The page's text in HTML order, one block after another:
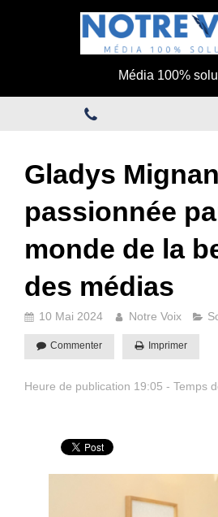
Média 100%
Gladys
passionnée
monde de la
des médias
10 Mai 2024 Notre Voix
Commenter Imprimer
Heure de publication 19:05 - Temps